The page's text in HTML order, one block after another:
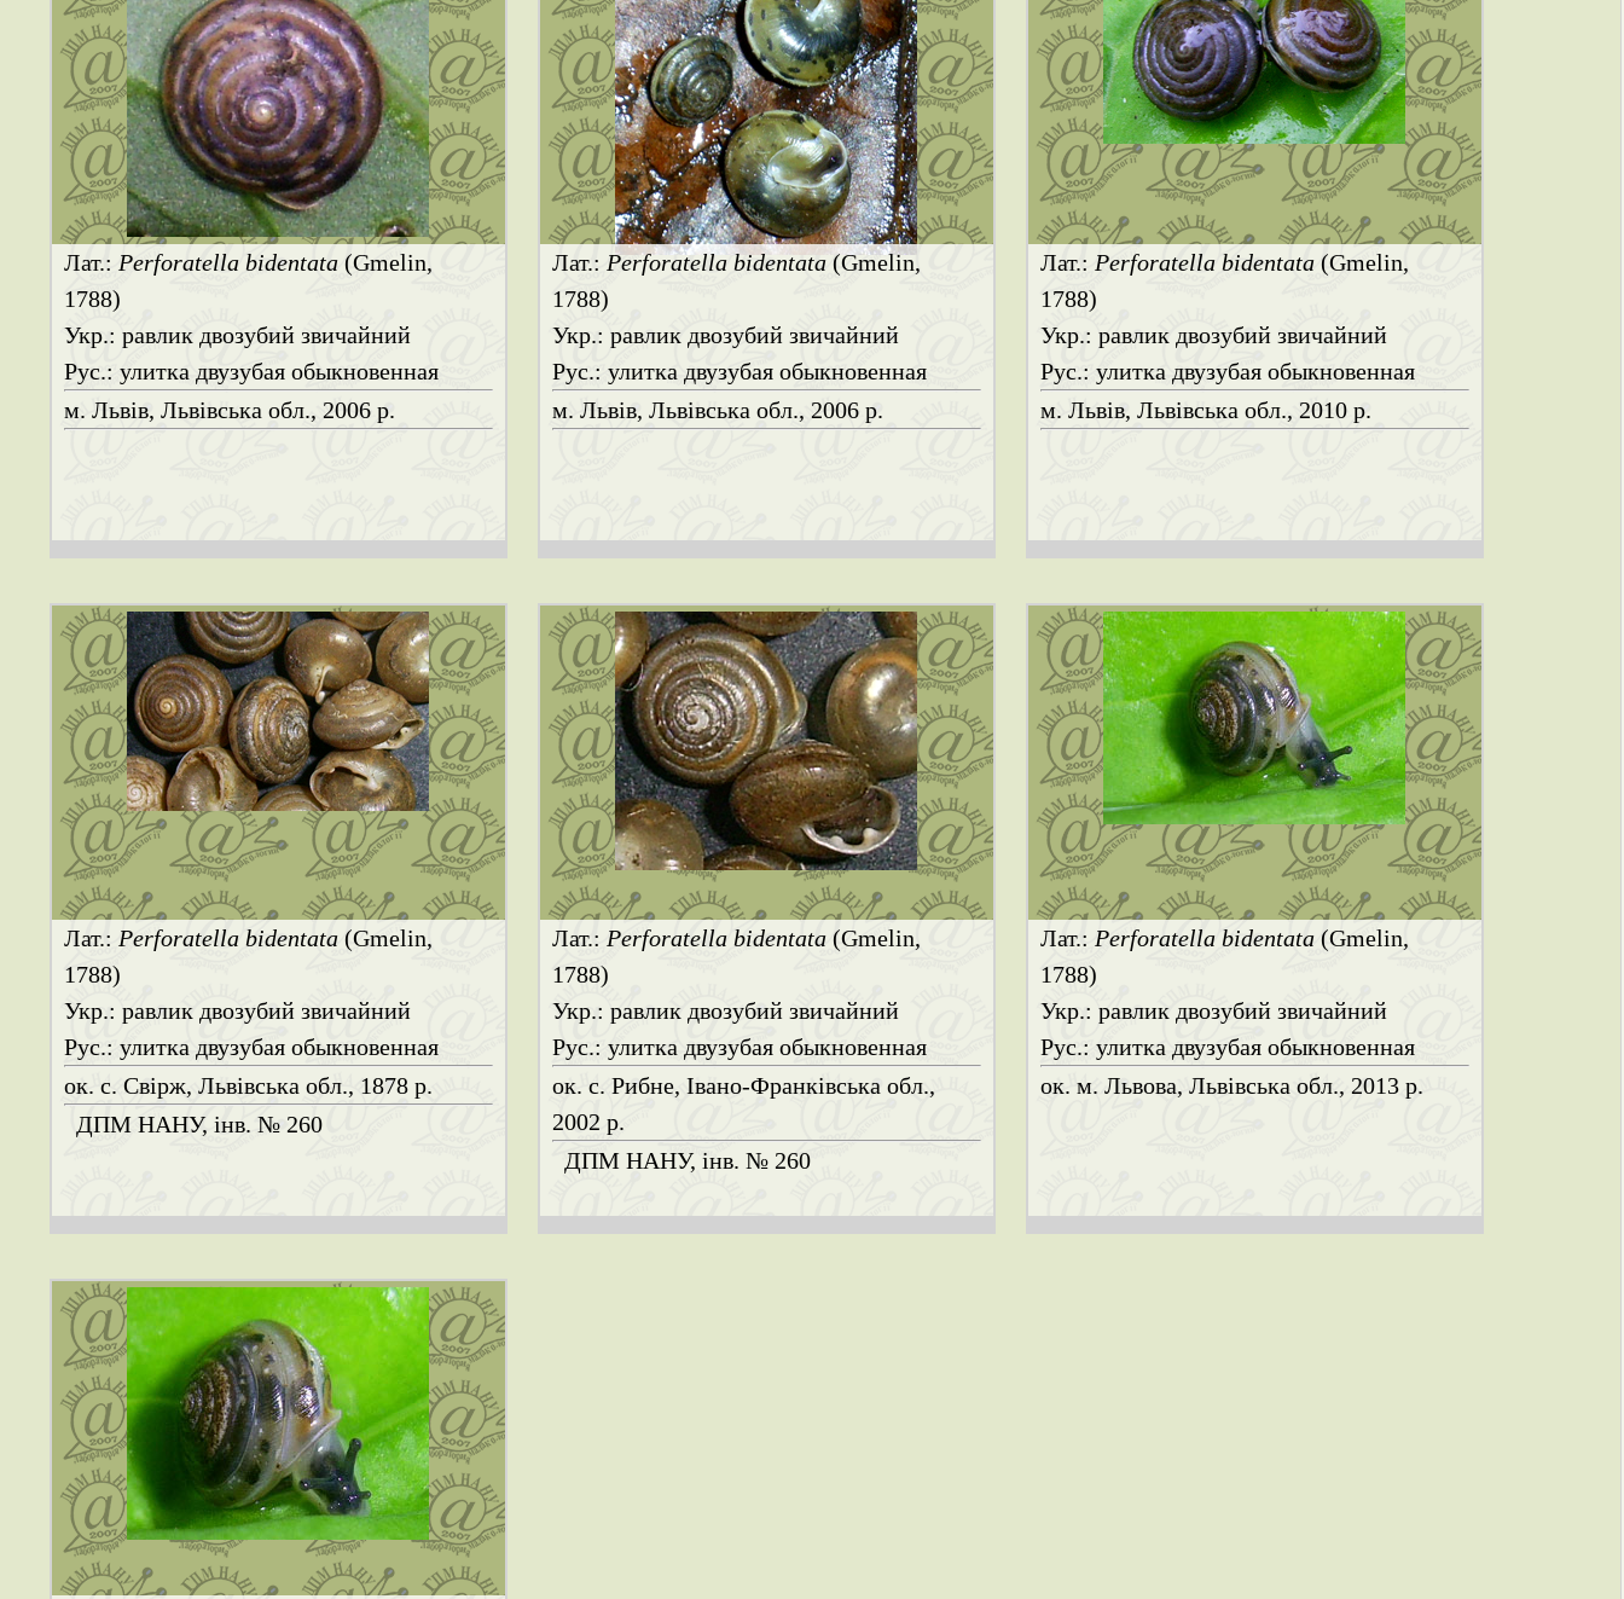
Лат.: Perforatella bidentata(Gmelin,
1788)
Укр.: равлик двозубий звичайний
Рус.: улитка двузубая обыкновенная
м. Львів, Львівська обл., 2006 р.
Лат.: Perforatella bidentata(Gmelin,
1788)
Укр.: равлик двозубий звичайний
Рус.: улитка двузубая обыкновенная
м. Львів, Львівська обл., 2006 р.
Лат.: Perforatella bidentata(Gmelin,
1788)
Укр.: равлик двозубий звичайний
Рус.: улитка двузубая обыкновенная
м. Львів, Львівська обл., 2010 р.
Лат.: Perforatella bidentata(Gmelin,
1788)
Укр.: равлик двозубий звичайний
Рус.: улитка двузубая обыкновенная
ок. с. Свірж, Львівська обл., 1878 р.
ДПМ НАНУ, інв. № 260
Лат.: Perforatella bidentata(Gmelin,
1788)
Укр.: равлик двозубий звичайний
Рус.: улитка двузубая обыкновенная
ок. с. Рибне, Івано-Франківська обл.,
2002 р.
ДПМ НАНУ, інв. № 260
Лат.: Perforatella bidentata(Gmelin,
1788)
Укр.: равлик двозубий звичайний
Рус.: улитка двузубая обыкновенная
ок. м. Львова, Львівська обл., 2013 р.